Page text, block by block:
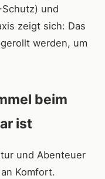
und
zeigt sich: Das
werden, um
beim
ist
und Abenteuer
Komfort.